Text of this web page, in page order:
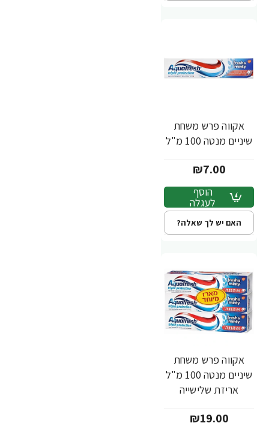
אקווה פרש משחת
שיניים מנטה 100 מ"ל
₪7.00
הוסף
לעגלה
האם יש לך שאלה?
אקווה פרש משחת
שיניים מנטה 100 מ"ל
אריזת שלישייה
₪19.00